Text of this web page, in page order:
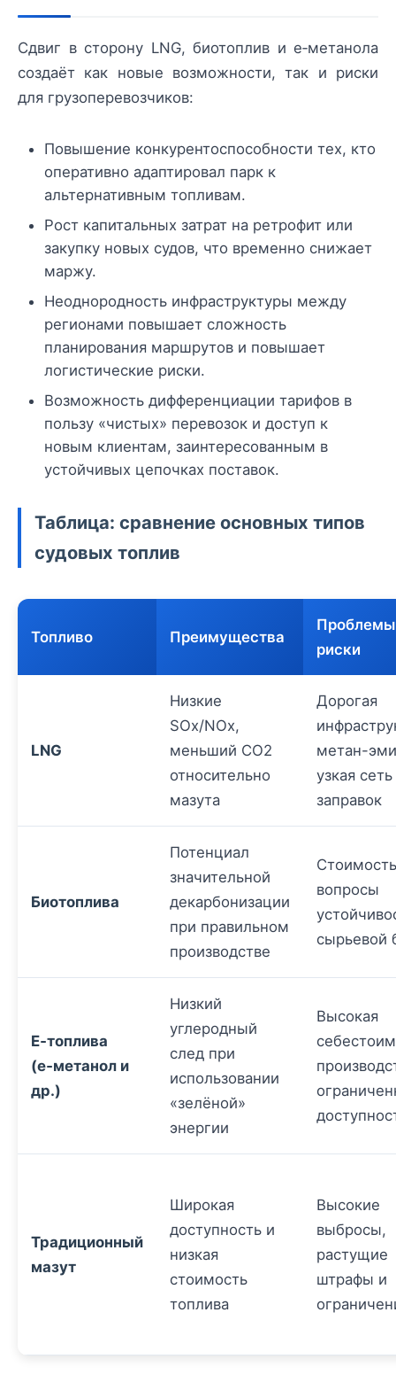
Сдвиг в сторону LNG, биотоплив и e‑метанола
создаёт как новые возможности, так и риски
для грузоперевозчиков:
Повышение конкурентоспособности тех, кто
оперативно адаптировал парк к
альтернативным топливам.
Рост капитальных затрат на ретрофит или
закупку новых судов, что временно снижает
маржу.
Неоднородность инфраструктуры между
регионами повышает сложность
планирования маршрутов и повышает
логистические риски.
Возможность дифференциации тарифов в
пользу «чистых» перевозок и доступ к
новым клиентам, заинтересованным в
устойчивых цепочках поставок.
Таблица: сравнение основных типов
судовых топлив
Топливо Преимущества
риски
LNG
Низкие
SOx/NOx,
меньший CO2
относительно
мазута
Дорогая
метан-
узкая сеть
заправок
Биотоплива
Потенциал
значительной
декарбонизации
при правильном
производстве
вопросы
сырьевой
E‑топлива
(e‑метанол и
др.)
Низкий
углеродный
след при
использовании
«зелёной»
энергии
Высокая
Традиционный
мазут
Широкая
доступность и
низкая
стоимость
топлива
Высокие
выбросы,
растущие
штрафы и